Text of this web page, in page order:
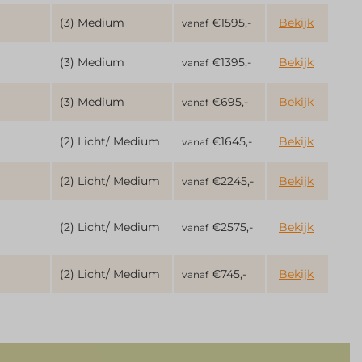
(3) Medium vanaf€1595,- Bekijk
(3) Medium vanaf€1395,- Bekijk
(3) Medium vanaf€695,- Bekijk
(2) Licht/ Medium vanaf€1645,- Bekijk
(2) Licht/ Medium vanaf€2245,- Bekijk
(2) Licht/ Medium vanaf€2575,- Bekijk
(2) Licht/ Medium vanaf€745,- Bekijk